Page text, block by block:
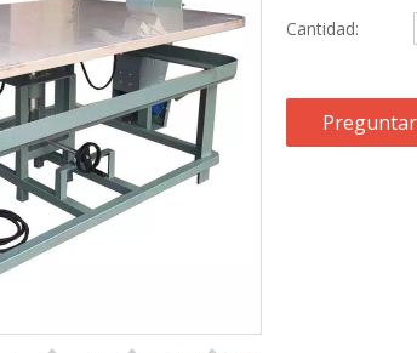
Cantidad:
Preguntar